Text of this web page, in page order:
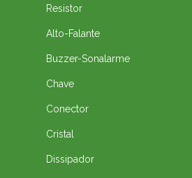
Resistor
Alto-Falante
Buzzer-Sonalarme
Chave
Conector
Cristal
Dissipador